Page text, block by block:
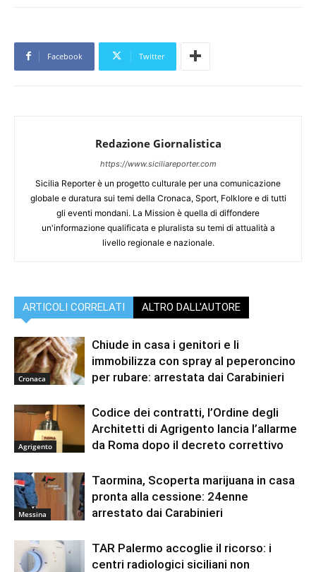
Facebook Twitter
Redazione Giornalistica
https://www.siciliareporter.com
Sicilia Reporter è un progetto culturale per una comunicazione
globale e duratura sui temi della Cronaca, Sport, Folklore e di tutti
gli eventi mondani. La Mission è quella di diffondere
un'informazione qualificata e pluralista su temi di attualità a
livello regionale e nazionale.
ARTICOLI CORRELATI ALTRO DALL'AUTORE
Cronaca
Chiude in casa i genitori e li
immobilizza con spray al peperoncino
per rubare: arrestata dai Carabinieri
Agrigento
Codice dei contratti, l’Ordine degli
Architetti di Agrigento lancia l’allarme
da Roma dopo il decreto correttivo
Messina
Taormina, Scoperta marijuana in casa
pronta alla cessione: 24enne
arrestato dai Carabinieri
TAR Palermo accoglie il ricorso: i
centri radiologici siciliani non